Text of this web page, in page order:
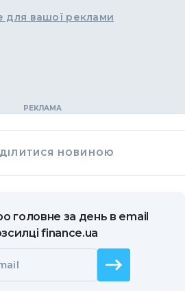
для вашої реклами
НОВИНОЮ
головне за день в email
finance.ua